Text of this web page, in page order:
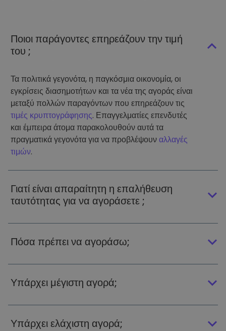
Ποιοι παράγοντες επηρεάζουν την τιμή
του ;
Τα πολιτικά γεγονότα, η παγκόσμια οικονομία, οι
εγκρίσεις διασημοτήτων και τα νέα της αγοράς είναι
μεταξύ πολλών παραγόντων που επηρεάζουν τις
τιμές κρυπτογράφησης. Επαγγελματίες επενδυτές
και έμπειρα άτομα παρακολουθούν αυτά τα
πραγματικά γεγονότα για να προβλέψουναλλαγές
τιμών.
Γιατί είναι απαραίτητη η επαλήθευση
ταυτότητας για να αγοράσετε ;
Πόσα πρέπει να αγοράσω;
Υπάρχει μέγιστη αγορά;
Υπάρχει ελάχιστη αγορά;